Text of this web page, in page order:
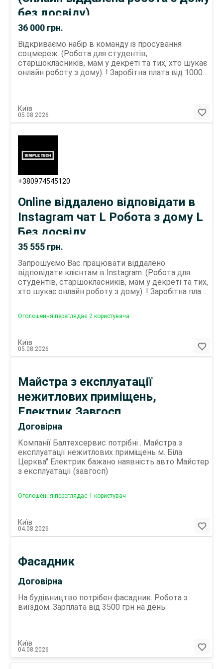
36 000 грн.
без досвіду)
Відкриваємо набір в команду із просування
соцмереж. (Робота для студентів,
старшокласників, мам у декреті та тих, хто шукає
онлайн роботу з дому). ! Заробітна плата від 1000
клієнтам - Надавати консультації про послуги по
інструкції - Публікувати підготовлений фото/
грамотність - 3-4 години вільного часу протягом
Viber (базовий рівень) - Наявність смартфона або
Умови: - Віддалена робота з будь-якого міста -
Щоденні виплати (від 1000 грн/день) - Навчання з
нуля - досвід не потрібен - Гнучкий графік, Ви
обираєте години - Чіткий алгоритм дій і підтримку
! Кількість місць обмежена. ! Пишіть в Tеlеgгam
за номером вказаним в оголошенні. *
ОБОВЯЗКОВО попередньо додайте номер в
контакти.
Київ
05.08.2026
+380974545120
35 555 грн.
Online віддалено відповідати в
Instagram чат L Робота з дому L
Без досвіду
Запрошуємо Вас працювати віддалено
відповідати клієнтам в Instagram. (Робота для
студентів, старшокласників, мам у декреті та тих,
хто шукає онлайн роботу з дому). ! Заробітна плата
- вміння користуватися Instagram та Telegram. -
ввічливість та грамотність. Умови роботи: -
вільний гнучкий графік. - віддалена робота вдома.
- без досвіду беремо (навчаємо, є покроковий
кожному етапі. Обов'язки: - вести сторінку в
Instagram. - за чіткою інструкцією публікувати
пости на робочій сторінці. - за готовим шаблоном
відповідати клієнтам. - надавати 6 послуг для
Instagram. ! Підходите за вимогами? ! Пишіть в
Telegram - відповідь надається швидко. *
ОБОВЯЗКОВО попередньо додайте номер в
контакти.
Оголошення переглядає 2 користувача
Київ
05.08.2026
Договірна
Майстра з експлуатації
нежитлових приміщень,
Електрик,Завгосп
Компанії Балтехсервис потрібні . Майстра з
експлуатації нежитлових приміщень м. Біла
Церква" Електрик бажано наявність авто Майстер
з експлуатації (завгосп)
Оголошення переглядає 1 користувач
Київ
04.08.2026
Договірна
Фасадник
На будівництво потрібен фасадник. Робота з
виїздом. Зарплата від 3500 грн на день.
Київ
04.08.2026